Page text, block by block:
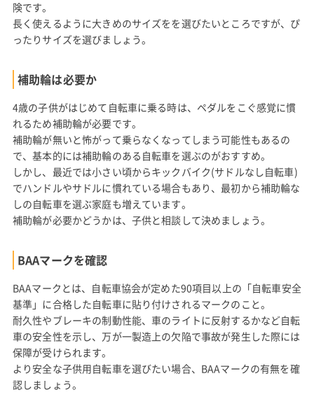
険です。
長く使えるように大きめのサイズをを選びたいところですが、ぴ
ったりサイズを選びましょう。
補助輪は必要か
4歳の子供がはじめて自転車に乗る時は、ペダルをこぐ感覚に慣
れるため補助輪が必要です。
補助輪が無いと怖がって乗らなくなってしまう可能性もあるの
で、基本的には補助輪のある自転車を選ぶのがおすすめ。
しかし、最近では小さい頃からキックバイク(サドルなし自転車)
でハンドルやサドルに慣れている場合もあり、最初から補助輪な
しの自転車を選ぶ家庭も増えています。
補助輪が必要かどうかは、子供と相談して決めましょう。
BAAマークを確認
BAAマークとは、自転車協会が定めた90項目以上の「自転車安全
基準」に合格した自転車に貼り付けされるマークのこと。
耐久性やブレーキの制動性能、車のライトに反射するかなど自転
車の安全性を示し、万が一製造上の欠陥で事故が発生した際には
保障が受けられます。
より安全な子供用自転車を選びたい場合、BAAマークの有無を確
認しましょう。